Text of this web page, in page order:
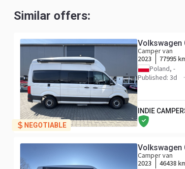
Similar offers:
NEGOTIABLE
Volkswagen
Camper van
2023
77995
Poland, -
Published: 3d
INDIE
Volkswagen
Camper van
2023
46438